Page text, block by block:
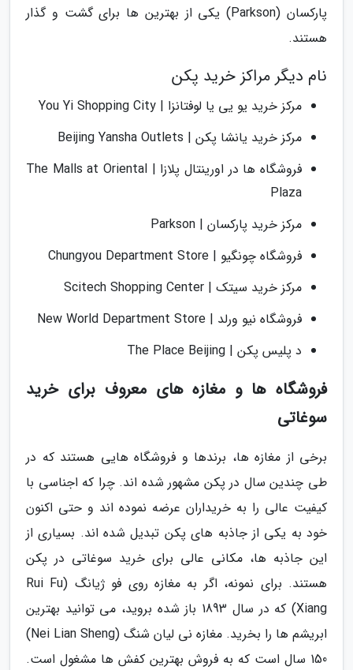
پارکسان (Parkson) یکی از بهترین ها برای گشت و گذار
هستند.
نام دیگر مراکز خرید پکن
مرکز خرید یو یی یا لوفتانزا | You Yi Shopping City
مرکز خرید یانشا پکن | Beijing Yansha Outlets
فروشگاه ها در اورینتال پلازا | The Malls at Oriental
Plaza
مرکز خرید پارکسان | Parkson
فروشگاه چونگیو | Chungyou Department Store
مرکز خرید سیتک | Scitech Shopping Center
فروشگاه نیو ورلد | New World Department Store
د پلیس پکن | The Place Beijing
فروشگاه ها و مغازه های معروف برای خرید
سوغاتی
برخی از مغازه ها، برندها و فروشگاه هایی هستند که در
طی چندین سال در پکن مشهور شده اند. چرا که اجناسی با
کیفیت عالی را به خریداران عرضه نموده اند و حتی اکنون
خود به یکی از جاذبه های پکن تبدیل شده اند. بسیاری از
این جاذبه ها، مکانی عالی برای خرید سوغاتی در پکن
هستند. برای نمونه، اگر به مغازه روی فو ژیانگ (Rui Fu
Xiang) که در سال 1893 باز شده بروید، می توانید بهترین
ابریشم ها را بخرید. مغازه نی لیان شنگ (Nei Lian Sheng)
150 سال است که به فروش بهترین کفش ها مشغول است.